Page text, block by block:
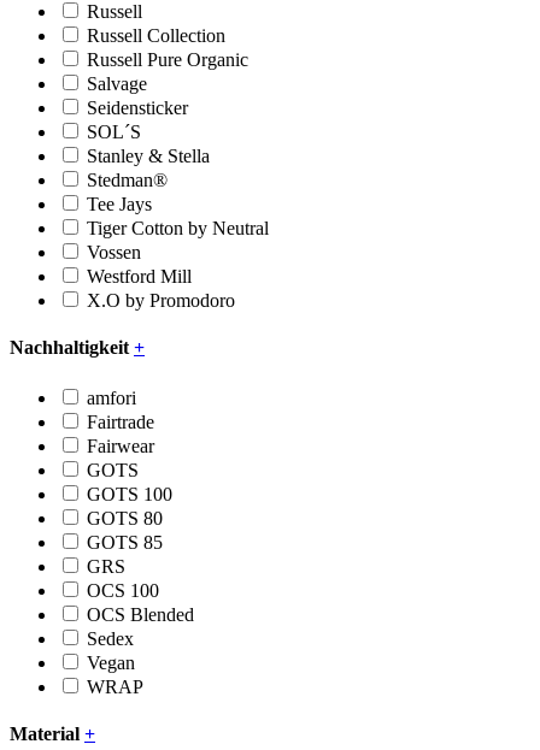
Russell
Russell Collection
Russell Pure Organic
Salvage
Seidensticker
SOL´S
Stanley & Stella
Stedman®
Tee Jays
Tiger Cotton by Neutral
Vossen
Westford Mill
X.O by Promodoro
Nachhaltigkeit+
amfori
Fairtrade
Fairwear
GOTS
GOTS 100
GOTS 80
GOTS 85
GRS
OCS 100
OCS Blended
Sedex
Vegan
WRAP
Material +